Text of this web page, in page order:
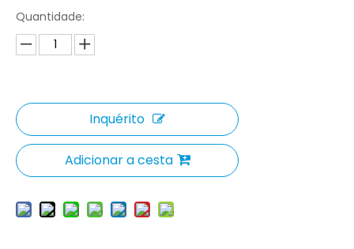
Quantidade:
Inquérito
Adicionar a cesta